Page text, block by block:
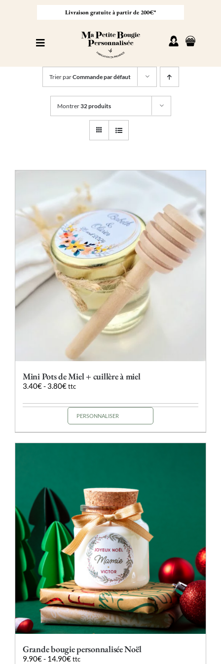
Livraison gratuite à partir de 200€*
Toggle
Personnaliser sa bougie
Contact
Trier parCommande par défaut
Montrer32 produits
Mini Pots de Miel + cuillère à miel
3.40€- 3.80€ ttc
PERSONNALISER
Ce
plusieurs
être
choisies
sur
la
page
du
produit
Grande bougie personnalisée Noël
9.90€- 14.90€ ttc